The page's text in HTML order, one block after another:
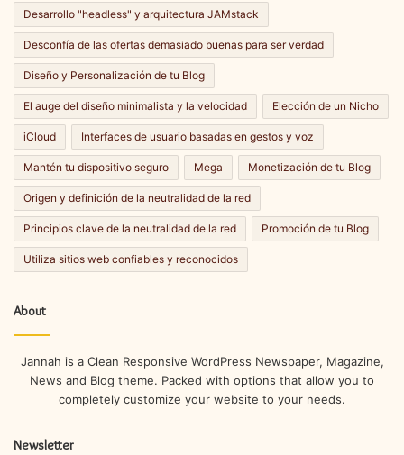
Desarrollo "headless" y arquitectura JAMstack
Desconfía de las ofertas demasiado buenas para ser verdad
Diseño y Personalización de tu Blog
El auge del diseño minimalista y la velocidad Elección de un Nicho
iCloud Interfaces de usuario basadas en gestos y voz
Mantén tu dispositivo seguro Mega Monetización de tu Blog
Origen y definición de la neutralidad de la red
Principios clave de la neutralidad de la red Promoción de tu Blog
Utiliza sitios web confiables y reconocidos
About
Jannah is a Clean Responsive WordPress Newspaper, Magazine,
News and Blog theme. Packed with options that allow you to
completely customize your website to your needs.
Newsletter